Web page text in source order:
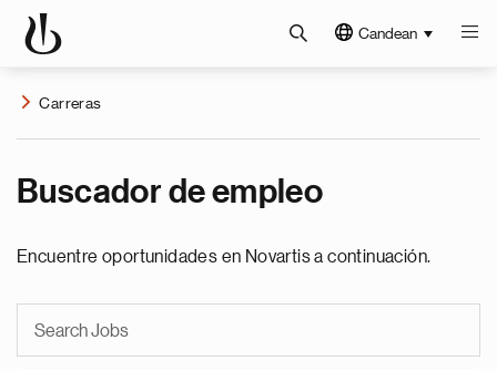
Candean
Carreras
Buscador de empleo
Encuentre oportunidades en Novartis a continuación.